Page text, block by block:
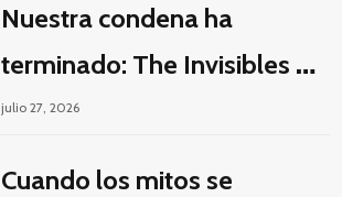
Nuestra condena ha
terminado: The Invisibles y
la guerra por la imaginación
julio 27, 2026
Cuando los mitos se